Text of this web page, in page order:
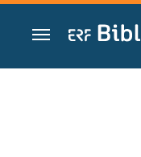
Přejít na obsah